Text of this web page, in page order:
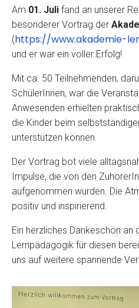
Am 01. Juli fand an unserer
besonderer Vortrag der
(https://www.akademie-
und er war ein voller Erfolg!
Mit ca. 50 Teilnehmenden,
SchülerInnen, war die
Anwesenden erhielten
die Kinder beim
unterstützen können.
Der Vortrag bot viele
Impulse, die von den
aufgenommen wurden. Die
positiv und inspirierend.
Ein herzliches Dankeschön an
Lernpädagogik für diesen
uns auf weitere spannende